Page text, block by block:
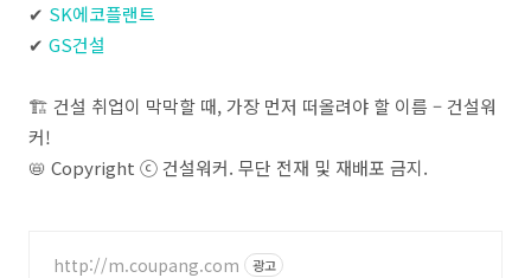
✔ SK에코플랜트
✔ GS건설
🏗️ 건설 취업이 막막할 때, 가장 먼저 떠올려야 할 이름 – 건설워
커!
📛 Copyright ⓒ 건설워커. 무단 전재 및 재배포 금지.
http://m.coupang.com 광고